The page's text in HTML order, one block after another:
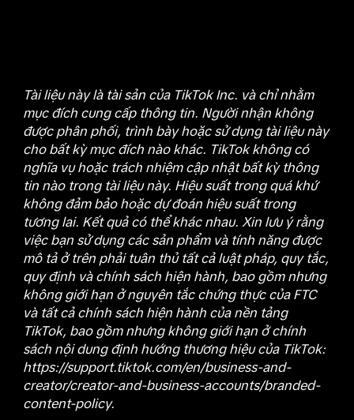
Tài liệu này là tài sản của TikTok Inc. và chỉ nhằm
mục đích cung cấp thông tin. Người nhận không
được phân phối, trình bày hoặc sử dụng tài liệu này
cho bất kỳ mục đích nào khác. TikTok không có
nghĩa vụ hoặc trách nhiệm cập nhật bất kỳ thông
tin nào trong tài liệu này. Hiệu suất trong quá khứ
không đảm bảo hoặc dự đoán hiệu suất trong
tương lai. Kết quả có thể khác nhau. Xin lưu ý rằng
việc bạn sử dụng các sản phẩm và tính năng được
mô tả ở trên phải tuân thủ tất cả luật pháp, quy tắc,
quy định và chính sách hiện hành, bao gồm nhưng
không giới hạn ở nguyên tắc chứng thực của FTC
và tất cả chính sách hiện hành của nền tảng
TikTok, bao gồm nhưng không giới hạn ở chính
sách nội dung định hướng thương hiệu của TikTok:
https://support.tiktok.com/en/business-and-
creator/creator-and-business-accounts/branded-
content-policy.